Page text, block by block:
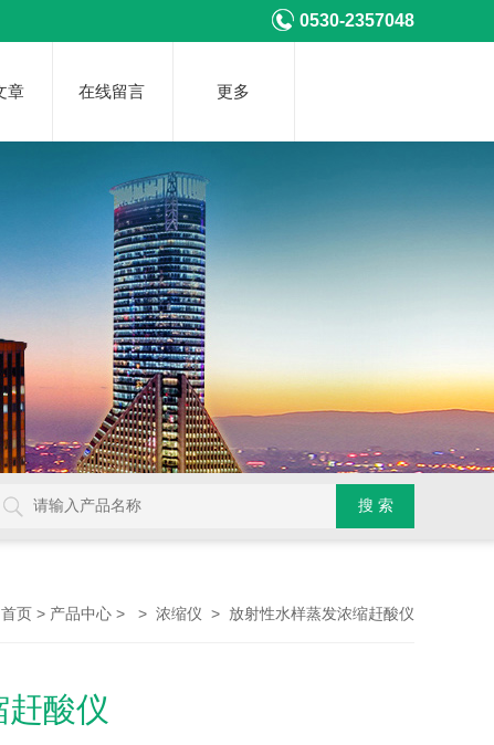
0530-2357048
章 在线留言 更多
首页 > 产品中心 > > 浓缩仪 > 放射性水样蒸发浓缩赶酸仪
酸仪